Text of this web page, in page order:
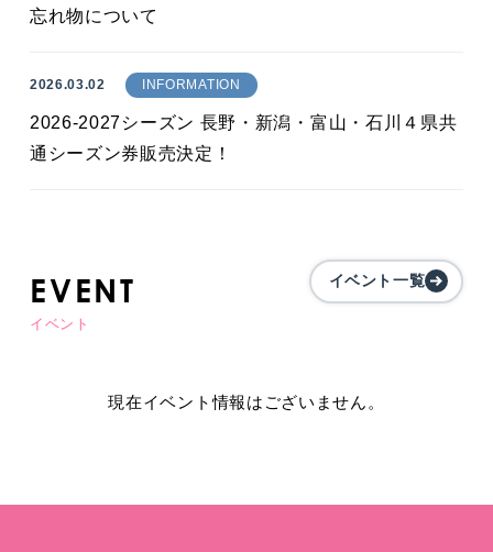
忘れ物について
2026.03.02 INFORMATION
2026-2027シーズン 長野・新潟・富山・石川４県共
通シーズン券販売決定！
EVENT
イベント
現在イベント情報はございません。
イベント一覧